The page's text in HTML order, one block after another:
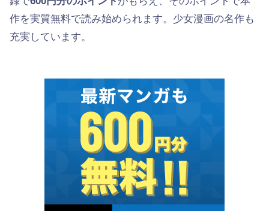
作を実質無料で読み始められます。少女漫画の名作も
充実しています。